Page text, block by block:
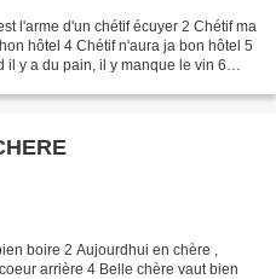
l'arme d'un chétif écuyer 2 Chétif ma
hôtel 4 Chétif n'aura ja bon hôtel 5
il y a du pain, il y manque le vin 6
boire 2 Aujourdhui en chère ,
arrière 4 Belle chère vaut bien